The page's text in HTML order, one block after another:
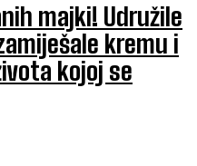
majki! Udružile
kremu i
kojoj se